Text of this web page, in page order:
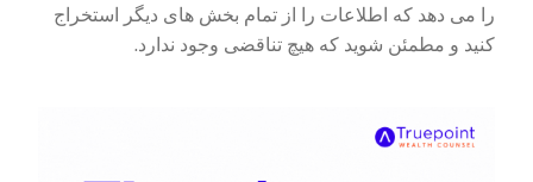
را می دهد که اطلاعات را از تمام بخش های دیگر استخراج
کنید و مطمئن شوید که هیچ تناقضی وجود ندارد.